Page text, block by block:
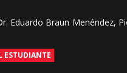
Eduardo Braun Menéndez,
ESTUDIANTE